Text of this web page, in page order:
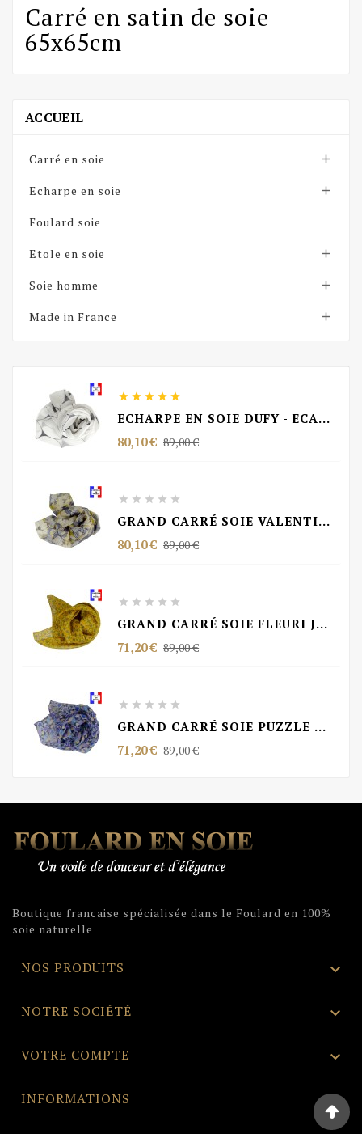
Carré en satin de soie
65x65cm
ACCUEIL
Carré en soie 
Echarpe en soie 
Foulard soie
Etole en soie 
Soie homme 
Made in France 
    
ECHARPE EN SOIE DUFY - ECAILLES VS BLANC
80,10 € 89,00 €
    
GRAND CARRÉ SOIE VALENTIN MADE IN FRANCE
80,10 € 89,00 €
    
GRAND CARRÉ SOIE FLEURI JAUNE MADE IN FRANCE
71,20 € 89,00 €
    
GRAND CARRÉ SOIE PUZZLE BLEU MADE IN FRANCE
71,20 € 89,00 €
Boutique francaise spécialisée dans le Foulard en 100%
soie naturelle
NOS PRODUITS 
NOTRE SOCIÉTÉ 
VOTRE COMPTE 
INFORMATIONS 